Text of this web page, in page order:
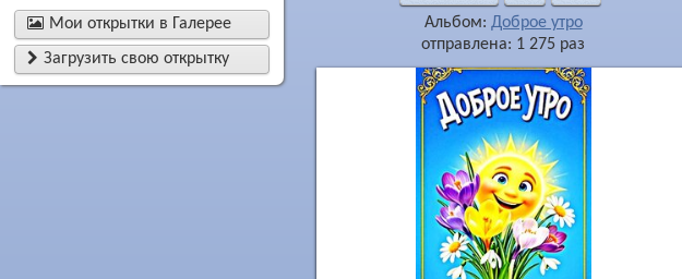
 Мои открытки в Галерее
 Загрузить свою открытку
Альбом: Доброе утро
отправлена: 1 275 раз